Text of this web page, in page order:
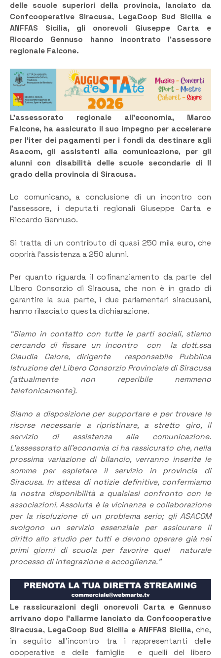
delle scuole superiori della provincia, lanciato da
Confcooperative Siracusa, LegaCoop Sud Sicilia e
ANFFAS Sicilia, gli onorevoli Giuseppe Carta e
Riccardo Gennuso hanno incontrato l’assessore
regionale Falcone.
L’assessorato regionale all’economia, Marco
Falcone, ha assicurato il suo impegno per accelerare
per l’iter dei pagamenti per i fondi da destinare agli
Asacom, gli assistenti alla comunicazione, per gli
alunni con disabilità delle scuole secondarie di II
grado della provincia di Siracusa.
Lo comunicano, a conclusione di un incontro con
l’assessore, i deputati regionali Giuseppe Carta e
Riccardo Gennuso.
Si tratta di un contributo di quasi 250 mila euro, che
coprirà l’assistenza a 250 alunni.
Per quanto riguarda il cofinanziamento da parte del
Libero Consorzio di Siracusa, che non è in grado di
garantire la sua parte, i due parlamentari siracusani,
hanno rilasciato questa dichiarazione.
“Siamo in contatto con tutte le parti sociali, stiamo
cercando di fissare un incontro con la dott.ssa
Claudia Calore, dirigente responsabile Pubblica
Istruzione del Libero Consorzio Provinciale di Siracusa
(attualmente non reperibile nemmeno
telefonicamente).
Siamo a disposizione per supportare e per trovare le
risorse necessarie a ripristinare, a stretto giro, il
servizio di assistenza alla comunicazione.
L’assessorato all’economia ci ha rassicurato che, nella
prossima variazione di bilancio, verranno inserite le
somme per espletare il servizio in provincia di
Siracusa. In attesa di notizie definitive, confermiamo
la nostra disponibilità a qualsiasi confronto con le
associazioni. Assoluta è la vicinanza e collaborazione
per la risoluzione di un problema serio; gli ASACOM
svolgono un servizio essenziale per assicurare il
diritto allo studio per tutti e devono operare già nei
primi giorni di scuola per favorire quel naturale
processo di integrazione e accoglienza.”
Le rassicurazioni degli onorevoli Carta e Gennuso
arrivano dopo l’allarme lanciato da Confcooperative
Siracusa, LegaCoop Sud Sicilia e ANFFAS Sicilia, che,
in seguito all’incontro tra i rappresentanti delle
cooperative e delle famiglie e quelli del libero